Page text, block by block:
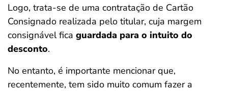
Logo, trata-se de uma contratação de Cartão
Consignado realizada pelo titular, cuja margem
consignável fica guardada para o intuito do
desconto.
No entanto, é importante mencionar que,
recentemente, tem sido muito comum fazer a